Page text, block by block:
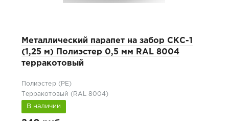
Металлический парапет на забор СКС-1
(1,25 м) Полиэстер 0,5 мм RAL 8004
терракотовый
Полиэстер (РЕ)
Терракотовый (RAL 8004)
В наличии